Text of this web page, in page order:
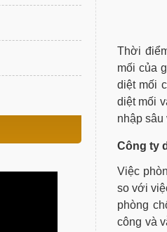
Thời
mối của
diệt mối
diệt mối
nhập sâu
Công ty
Việc
so với
phòng
công và